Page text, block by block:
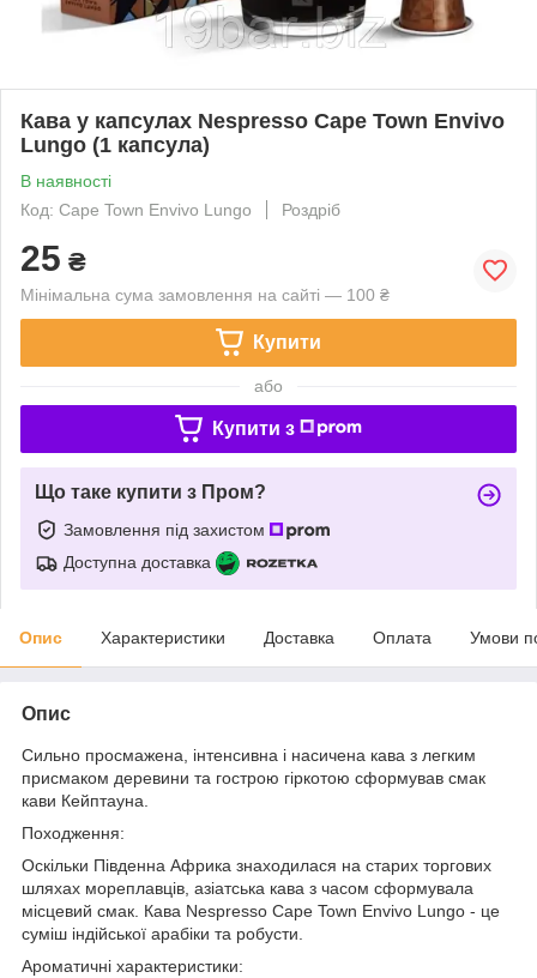
Кава у капсулах Nespresso Cape Town Envivo
Lungo (1 капсула)
В наявності
Код: Cape Town Envivo Lungo
Роздріб
25 ₴
Мінімальна сума замовлення на сайті — 100 ₴
Купити
або
Купити з
Що таке купити з Пром?
Замовлення під захистом
Доступна доставка
Опис Характеристики Доставка Оплата Умови
Опис
Сильно просмажена, інтенсивна і насичена кава з легким
присмаком деревини та гострою гіркотою сформував смак
кави Кейптауна.
Походження:
Оскільки Південна Африка знаходилася на старих торгових
шляхах мореплавців, азіатська кава з часом сформувала
місцевий смак. Кава Nespresso Cape Town Envivo Lungo - це
суміш індійської арабіки та робусти.
Ароматичні характеристики: